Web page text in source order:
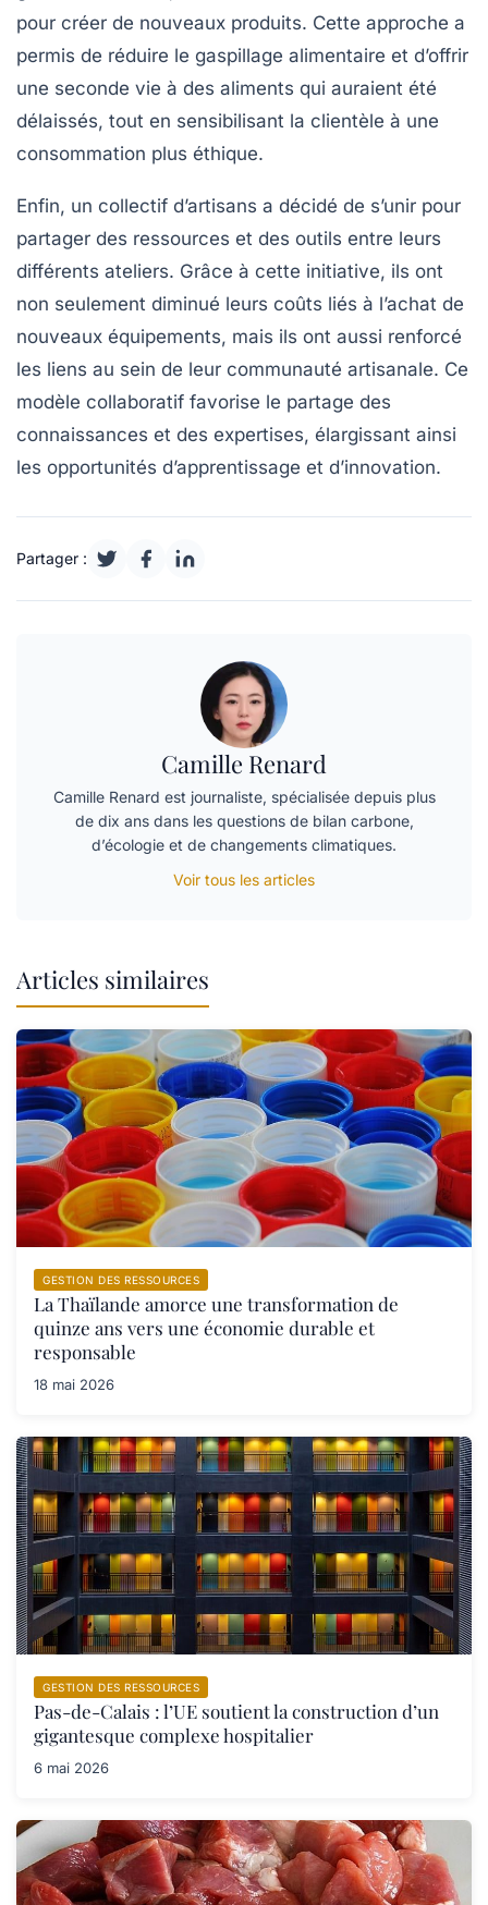
pour créer de nouveaux produits. Cette approche a
permis de réduire le gaspillage alimentaire et d’offrir
une seconde vie à des aliments qui auraient été
délaissés, tout en sensibilisant la clientèle à une
consommation plus éthique.
Enfin, un collectif d’artisans a décidé de s’unir pour
partager des ressources et des outils entre leurs
différents ateliers. Grâce à cette initiative, ils ont
non seulement diminué leurs coûts liés à l’achat de
nouveaux équipements, mais ils ont aussi renforcé
les liens au sein de leur communauté artisanale. Ce
modèle collaboratif favorise le partage des
connaissances et des expertises, élargissant ainsi
les opportunités d’apprentissage et d’innovation.
Partager :
Camille Renard
Camille Renard est journaliste, spécialisée depuis plus
de dix ans dans les questions de bilan carbone,
d’écologie et de changements climatiques.
Voir tous les articles
Articles similaires
GESTION DES RESSOURCES
La Thaïlande amorce une transformation de
quinze ans vers une économie durable et
responsable
18 mai 2026
GESTION DES RESSOURCES
Pas-de-Calais : l’UE soutient la construction d’un
gigantesque complexe hospitalier
6 mai 2026